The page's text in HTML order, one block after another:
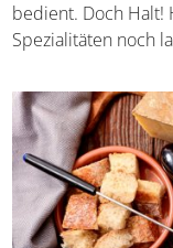
gleich
Halt! Hier hört die